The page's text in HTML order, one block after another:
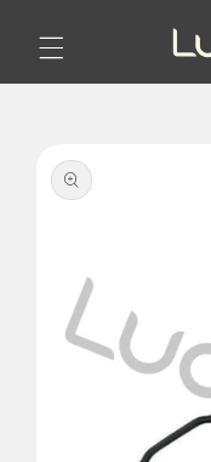
conteúdo
informações
do produto